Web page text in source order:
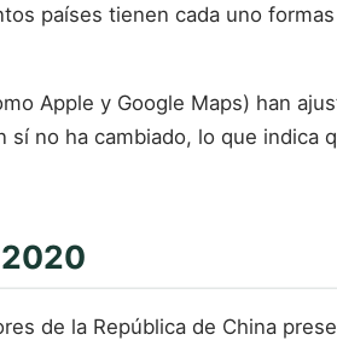
países tienen cada uno
Apple y Google Maps) han
no ha cambiado, lo que
de la República de China